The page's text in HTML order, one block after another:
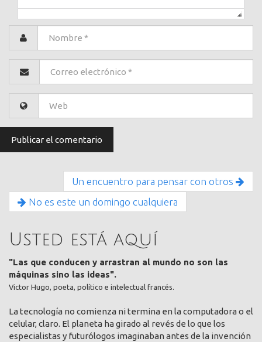
Un encuentro para pensar con otros
No es este un domingo cualquiera
Usted está aquí
"Las que conducen y arrastran al mundo no son las
máquinas sino las ideas".
Victor Hugo, poeta, político e intelectual francés.
La tecnología no comienza ni termina en la computadora o el
celular, claro. El planeta ha girado al revés de lo que los
especialistas y futurólogos imaginaban antes de la invención